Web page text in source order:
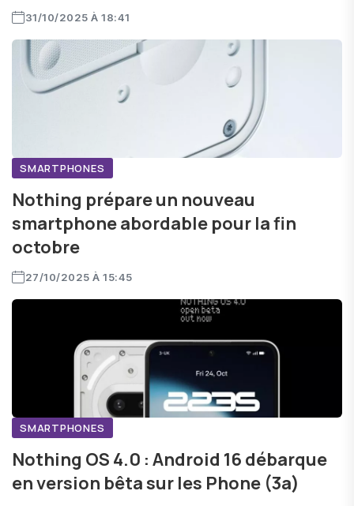
31/10/2025 À 18:41
SMARTPHONES
Nothing prépare un nouveau
smartphone abordable pour la fin
octobre
27/10/2025 À 15:45
SMARTPHONES
Nothing OS 4.0 : Android 16 débarque
en version bêta sur les Phone (3a)